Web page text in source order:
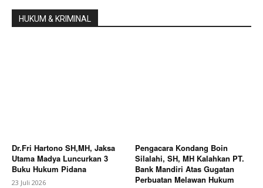
HUKUM & KRIMINAL
Dr.Fri Hartono SH,MH, Jaksa
Utama Madya Luncurkan 3
Buku Hukum Pidana
23 Juli 2026
Pengacara Kondang Boin
Silalahi, SH, MH Kalahkan PT.
Bank Mandiri Atas Gugatan
Perbuatan Melawan Hukum